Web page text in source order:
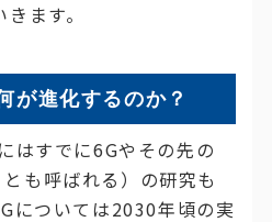
ます。
が進化するのか？
はすでに6Gやその先の
も呼ばれる）の研究も
については2030年頃の実